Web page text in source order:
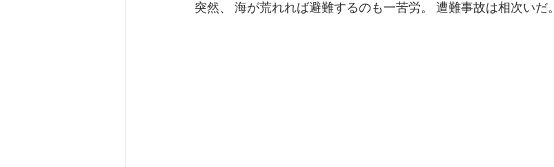
突然、 海が荒れれば避難するのも一苦労。 遭難事故は相次いだ。